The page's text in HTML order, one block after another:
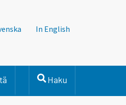
In English
Haku